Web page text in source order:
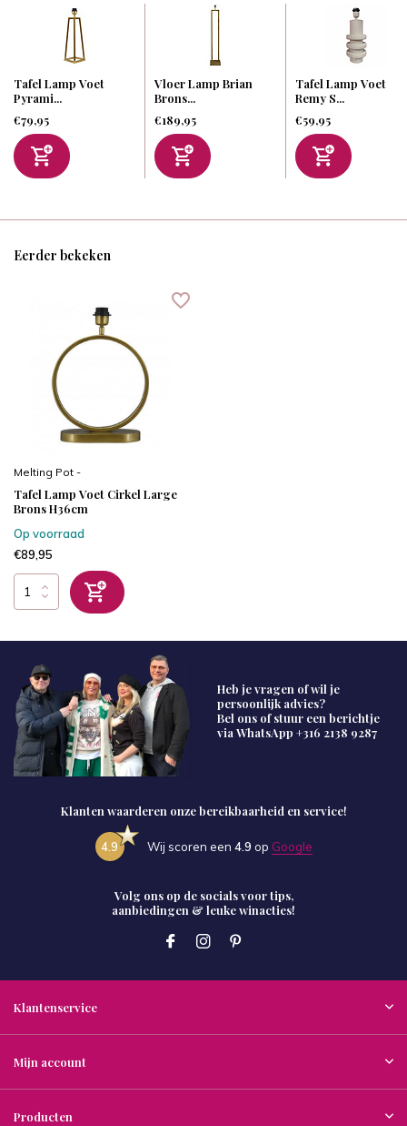
Tafel Lamp Voet
Pyrami...
€79,95
Vloer Lamp Brian
Brons...
€189,95
Tafel Lamp Voet
Remy S...
€59,95
Eerder bekeken
Melting Pot -
Tafel Lamp Voet Cirkel Large
Brons H36cm
Op voorraad
€89,95
Heb je vragen of wil je
persoonlijk advies?
Bel ons of stuur een berichtje
via WhatsApp +316 2138 9287
Klanten waarderen onze bereikbaarheid en service!
4.9 Wij scoren een 4.9 op Google
Volg ons op de socials voor tips,
aanbiedingen & leuke winacties!
Klantenservice
Mijn account
Producten